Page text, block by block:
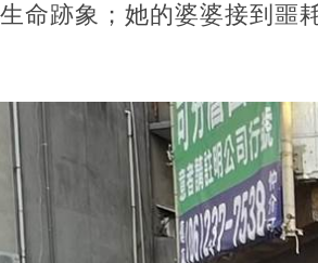
命跡象；她的婆婆接到噩